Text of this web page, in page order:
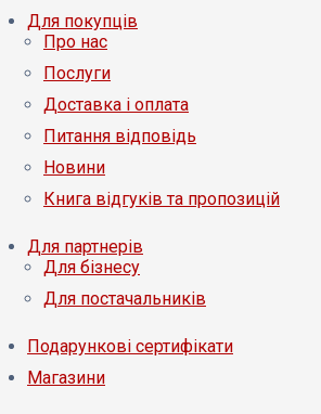
Для покупців
Про нас
Послуги
Доставка і оплата
Питання відповідь
Новини
Книга відгуків та пропозицій
Для партнерів
Для бізнесу
Для постачальників
Подарункові сертифікати
Магазини